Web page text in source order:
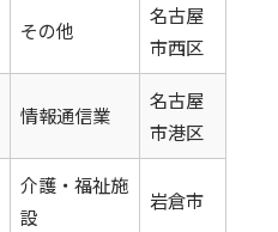
その他
名古屋
市西区
情報通信業
名古屋
市港区
介護・福祉施
設
岩倉市